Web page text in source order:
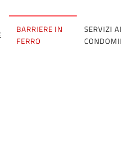
BARRIERE IN
FERRO
SERVIZI AI